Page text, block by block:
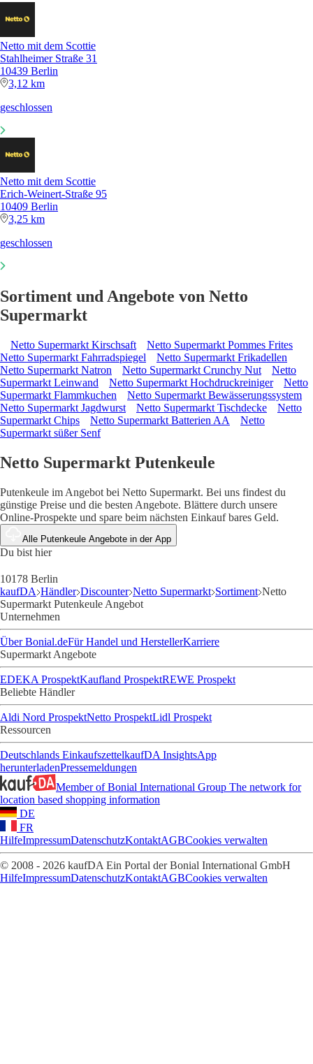
Netto mit dem Scottie
Stahlheimer Straße 31
10439 Berlin
3,12 km
geschlossen
Netto mit dem Scottie
Erich-Weinert-Straße 95
10409 Berlin
3,25 km
geschlossen
Sortiment und Angebote von Netto
Supermarkt
Netto Supermarkt Kirschsaft
Netto Supermarkt Pommes Frites
Netto Supermarkt Fahrradspiegel
Netto Supermarkt Frikadellen
Netto Supermarkt Natron
Netto Supermarkt Crunchy Nut
Netto
Supermarkt Leinwand
Netto Supermarkt Hochdruckreiniger
Netto
Supermarkt Flammkuchen
Netto Supermarkt Bewässerungssystem
Netto Supermarkt Jagdwurst
Netto Supermarkt Tischdecke
Netto
Supermarkt Chips
Netto Supermarkt Batterien AA
Netto
Supermarkt süßer Senf
Netto Supermarkt Putenkeule
Putenkeule im Angebot bei Netto Supermarkt. Bei uns findest du
günstige Preise und die besten Angebote. Blättere durch unsere
Online-Prospekte und spare beim nächsten Einkauf bares Geld.
Alle Putenkeule Angebote in der App
Du bist hier
10178 Berlin
kaufDA Händler Discounter Netto Supermarkt Sortiment Netto
Supermarkt Putenkeule Angebot
Unternehmen
Über Bonial.deFür Handel und HerstellerKarriere
Supermarkt Angebote
EDEKA ProspektKaufland ProspektREWE Prospekt
Beliebte Händler
Aldi Nord ProspektNetto ProspektLidl Prospekt
Ressourcen
Deutschlands EinkaufszettelkaufDA InsightsApp
herunterladenPressemeldungen
Member of Bonial International Group The network for
location based shopping information
DE
FR
HilfeImpressumDatenschutzKontaktAGBCookies verwalten
© 2008 - 2026 kaufDA Ein Portal der Bonial International GmbH
HilfeImpressumDatenschutzKontaktAGBCookies verwalten